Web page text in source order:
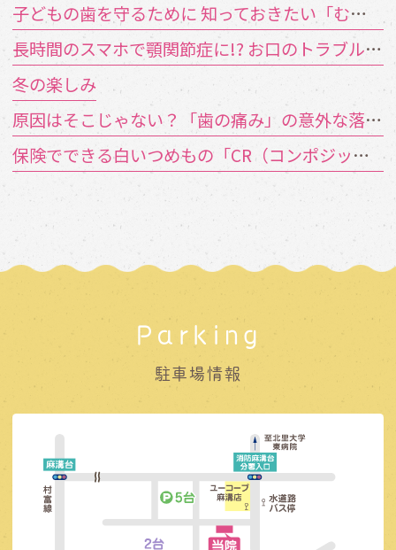
子どもの歯を守るために 知っておきたい「むし歯の4要素」
長時間のスマホで顎関節症に!? お口のトラブルを招く「TCH（歯列接触癖）」とは
冬の楽しみ
原因はそこじゃない？「歯の痛み」の意外な落とし穴
保険でできる白いつめもの「CR（コンポジットレジン）」とは？
Parking
駐車場情報